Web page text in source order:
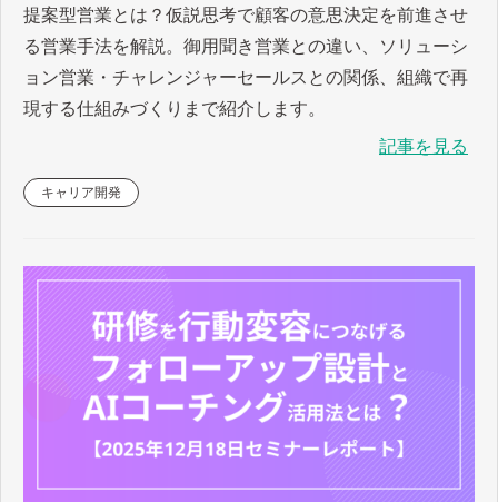
提案型営業とは？仮説思考で顧客の意思決定を前進させ
る営業手法を解説。御用聞き営業との違い、ソリューシ
ョン営業・チャレンジャーセールスとの関係、組織で再
現する仕組みづくりまで紹介します。
記事を見る
キャリア開発